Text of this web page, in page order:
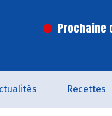
Prochaine
Recettes